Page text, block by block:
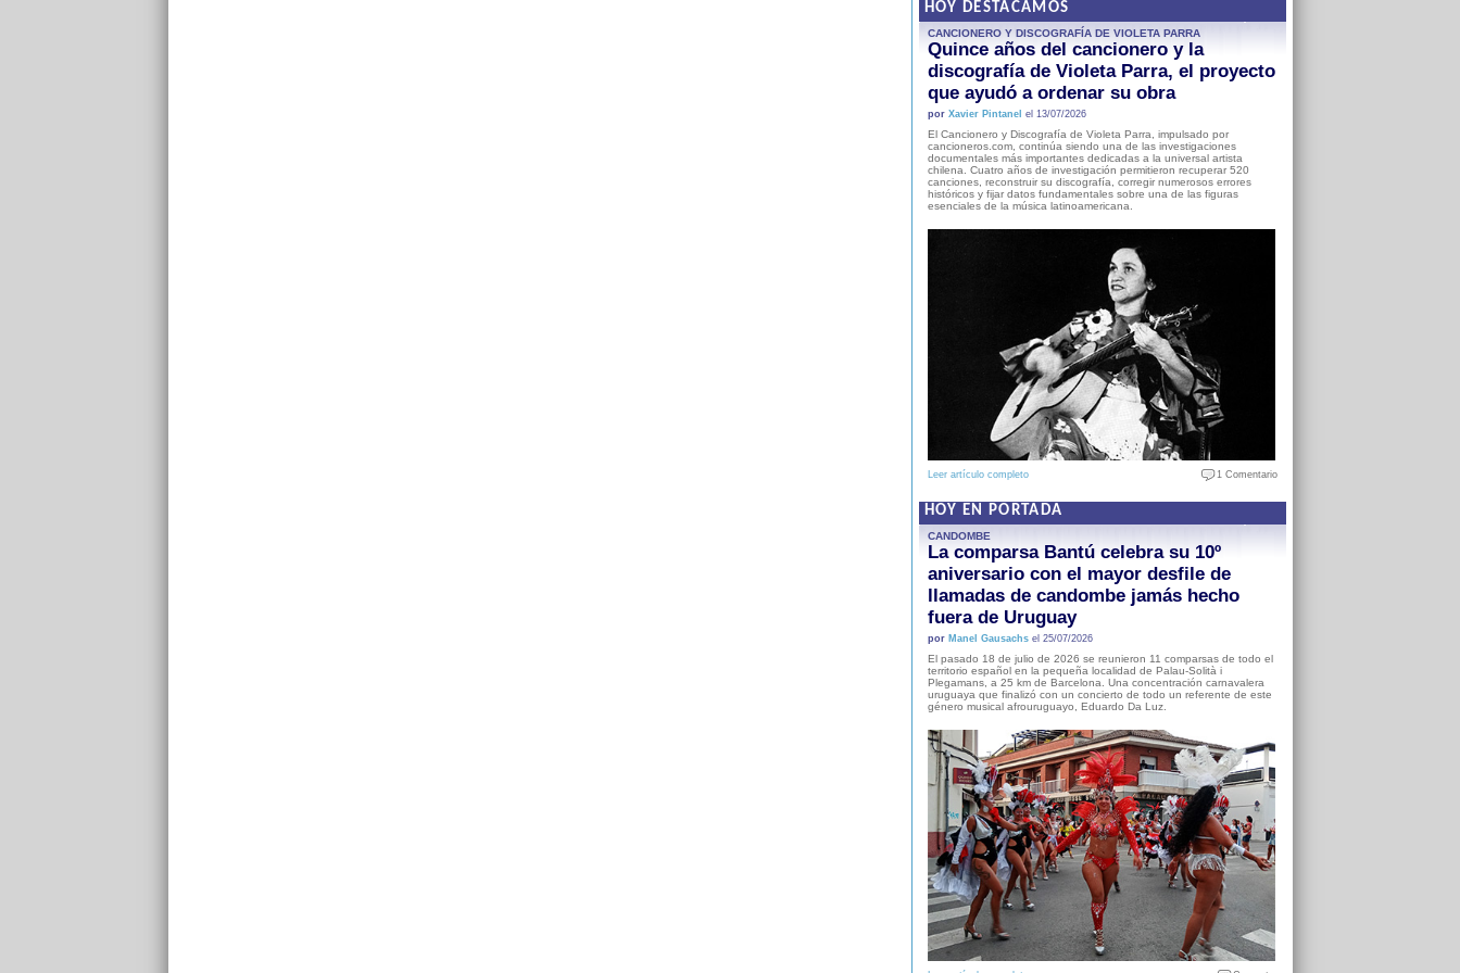
HOY DESTACAMOS
CANCIONERO Y DISCOGRAFÍA DE VIOLETA PARRA
Quince años del cancionero y la
discografía de Violeta Parra, el proyecto
que ayudó a ordenar su obra
por Xavier Pintanel el 13/07/2026
El Cancionero y Discografía de Violeta Parra, impulsado por
cancioneros.com, continúa siendo una de las investigaciones
documentales más importantes dedicadas a la universal artista
chilena. Cuatro años de investigación permitieron recuperar 520
canciones, reconstruir su discografía, corregir numerosos errores
históricos y fijar datos fundamentales sobre una de las figuras
esenciales de la música latinoamericana.
Leer artículo completo 1 Comentario
HOY EN PORTADA
CANDOMBE
La comparsa Bantú celebra su 10º
aniversario con el mayor desfile de
llamadas de candombe jamás hecho
fuera de Uruguay
por Manel Gausachsel 25/07/2026
El pasado 18 de julio de 2026 se reunieron 11 comparsas de todo el
territorio español en la pequeña localidad de Palau-Solità i
Plegamans, a 25 km de Barcelona. Una concentración carnavalera
uruguaya que finalizó con un concierto de todo un referente de este
género musical afrouruguayo, Eduardo Da Luz.